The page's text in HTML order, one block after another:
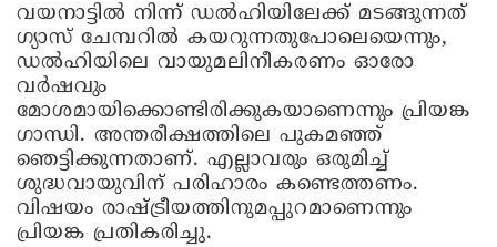
വയനാട്ടിൽ നിന്ന് ഡൽഹിയിലേക്ക് മടങ്ങുന്നത്
ഗ്യാസ് ചേമ്പറിൽ കയറുന്നതുപോലെയെന്നും,
ഡൽഹിയിലെ വായുമലിനീകരണം ഓരോ
വർഷവും
മോശമായിക്കൊണ്ടിരിക്കുകയാണെന്നും പ്രിയങ്ക
ഗാന്ധി. അന്തരീക്ഷത്തിലെ പുകമഞ്ഞ്
ഞെട്ടിക്കുന്നതാണ്. എല്ലാവരും ഒരുമിച്ച്
ശുദ്ധവായുവിന് പരിഹാരം കണ്ടെത്തണം.
വിഷയം രാഷ്ട്രീയത്തിനുമപ്പുറമാണെന്നും
പ്രിയങ്ക പ്രതികരിച്ചു.